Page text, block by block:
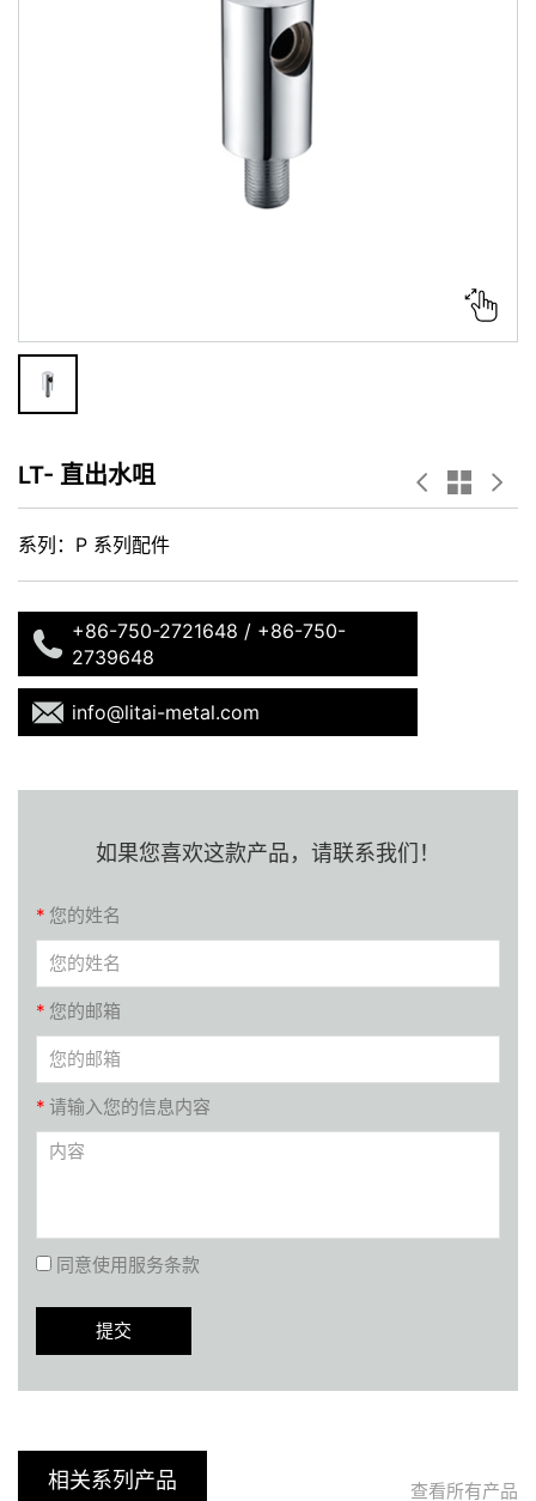
LT- 直出水咀
系列：P 系列配件
+86-750-2721648 / +86-750-
2739648
info@litai-metal.com
如果您喜欢这款产品，请联系我们！
* 您的姓名
* 您的邮箱
* 请输入您的信息内容
同意使用服务条款
相关系列产品 查看所有产品